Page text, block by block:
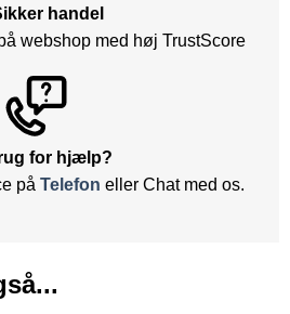
handel
webshop med høj TrustScore
for hjælp?
på Telefon eller Chat med os.